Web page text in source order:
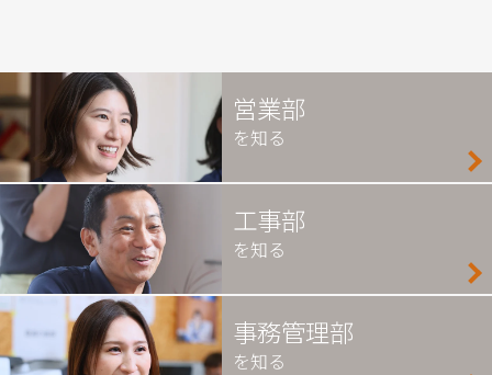
営業部
を知る
工事部
を知る
事務管理部
を知る